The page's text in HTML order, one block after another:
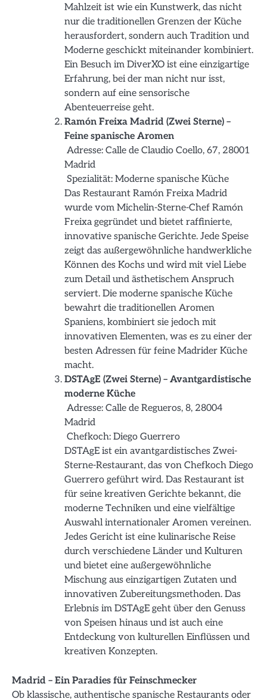
Mahlzeit ist wie ein Kunstwerk, das nicht
nur die traditionellen Grenzen der Küche
herausfordert, sondern auch Tradition und
Moderne geschickt miteinander kombiniert.
Ein Besuch im DiverXO ist eine einzigartige
Erfahrung, bei der man nicht nur isst,
sondern auf eine sensorische
Abenteuerreise geht.
Ramón Freixa Madrid (Zwei Sterne) –
Feine spanische Aromen
Adresse: Calle de Claudio Coello, 67, 28001
Madrid
Spezialität: Moderne spanische Küche
Das Restaurant Ramón Freixa Madrid
wurde vom Michelin-Sterne-Chef Ramón
Freixa gegründet und bietet raffinierte,
innovative spanische Gerichte. Jede Speise
zeigt das außergewöhnliche handwerkliche
Können des Kochs und wird mit viel Liebe
zum Detail und ästhetischem Anspruch
serviert. Die moderne spanische Küche
bewahrt die traditionellen Aromen
Spaniens, kombiniert sie jedoch mit
innovativen Elementen, was es zu einer der
besten Adressen für feine Madrider Küche
macht.
DSTAgE (Zwei Sterne) – Avantgardistische
moderne Küche
Adresse: Calle de Regueros, 8, 28004
Madrid
Chefkoch: Diego Guerrero
DSTAgE ist ein avantgardistisches Zwei-
Sterne-Restaurant, das von Chefkoch Diego
Guerrero geführt wird. Das Restaurant ist
für seine kreativen Gerichte bekannt, die
moderne Techniken und eine vielfältige
Auswahl internationaler Aromen vereinen.
Jedes Gericht ist eine kulinarische Reise
durch verschiedene Länder und Kulturen
und bietet eine außergewöhnliche
Mischung aus einzigartigen Zutaten und
innovativen Zubereitungsmethoden. Das
Erlebnis im DSTAgE geht über den Genuss
von Speisen hinaus und ist auch eine
Entdeckung von kulturellen Einflüssen und
kreativen Konzepten.
Madrid – Ein Paradies für Feinschmecker
Ob klassische, authentische spanische Restaurants oder